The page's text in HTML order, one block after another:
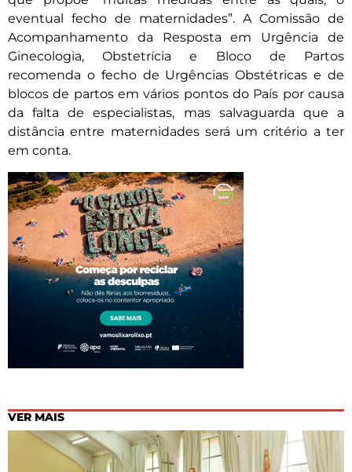
eventual fecho de maternidades”. A Comissão de
Acompanhamento da Resposta em Urgência de
Ginecologia, Obstetrícia e Bloco de Partos
recomenda o fecho de Urgências Obstétricas e de
blocos de partos em vários pontos do País por causa
da falta de especialistas, mas salvaguarda que a
distância entre maternidades será um critério a ter
em conta.
VER MAIS